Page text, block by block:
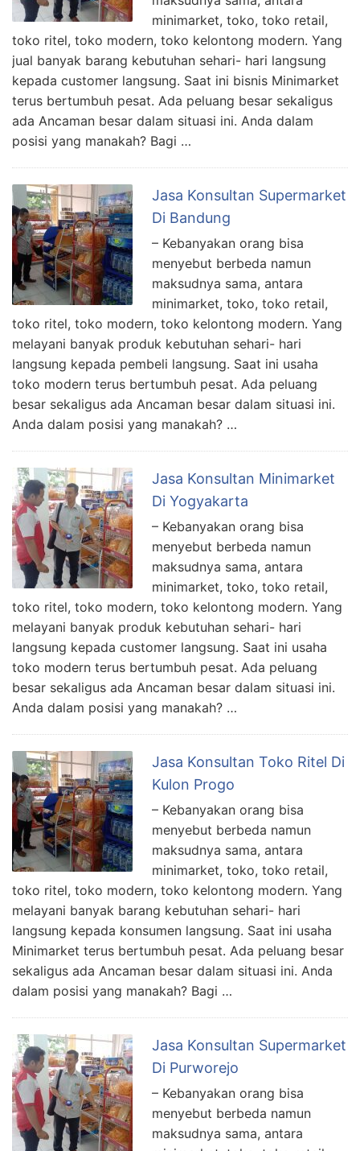
minimarket, toko, toko retail,
toko ritel, toko modern, toko kelontong modern. Yang
jual banyak barang kebutuhan sehari- hari langsung
kepada customer langsung. Saat ini bisnis Minimarket
terus bertumbuh pesat. Ada peluang besar sekaligus
ada Ancaman besar dalam situasi ini. Anda dalam
posisi yang manakah? Bagi …
Jasa Konsultan Supermarket
Di Bandung
– Kebanyakan orang bisa
menyebut berbeda namun
maksudnya sama, antara
minimarket, toko, toko retail,
toko ritel, toko modern, toko kelontong modern. Yang
melayani banyak produk kebutuhan sehari- hari
langsung kepada pembeli langsung. Saat ini usaha
toko modern terus bertumbuh pesat. Ada peluang
besar sekaligus ada Ancaman besar dalam situasi ini.
Anda dalam posisi yang manakah? …
Jasa Konsultan Minimarket
Di Yogyakarta
– Kebanyakan orang bisa
menyebut berbeda namun
maksudnya sama, antara
minimarket, toko, toko retail,
toko ritel, toko modern, toko kelontong modern. Yang
melayani banyak produk kebutuhan sehari- hari
langsung kepada customer langsung. Saat ini usaha
toko modern terus bertumbuh pesat. Ada peluang
besar sekaligus ada Ancaman besar dalam situasi ini.
Anda dalam posisi yang manakah? …
Jasa Konsultan Toko Ritel Di
Kulon Progo
– Kebanyakan orang bisa
menyebut berbeda namun
maksudnya sama, antara
minimarket, toko, toko retail,
toko ritel, toko modern, toko kelontong modern. Yang
melayani banyak barang kebutuhan sehari- hari
langsung kepada konsumen langsung. Saat ini usaha
Minimarket terus bertumbuh pesat. Ada peluang besar
sekaligus ada Ancaman besar dalam situasi ini. Anda
dalam posisi yang manakah? Bagi …
Jasa Konsultan Supermarket
Di Purworejo
– Kebanyakan orang bisa
menyebut berbeda namun
maksudnya sama, antara